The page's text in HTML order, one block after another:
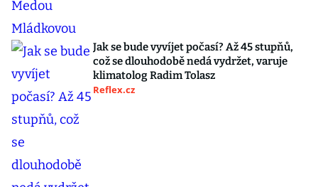
Jak se bude vyvíjet počasí? Až 45 stupňů,
což se dlouhodobě nedá vydržet, varuje
klimatolog Radim Tolasz
Reflex.cz